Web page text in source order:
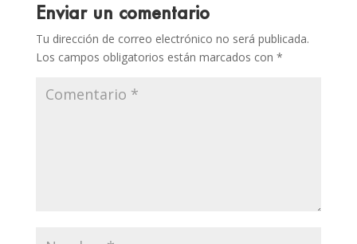
Enviar un comentario
Tu dirección de correo electrónico no será publicada.
Los campos obligatorios están marcados con *